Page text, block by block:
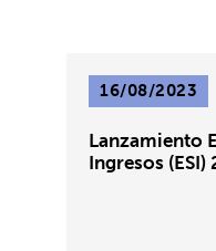
16/08/2023
Lanzamiento
Ingresos (ESI)